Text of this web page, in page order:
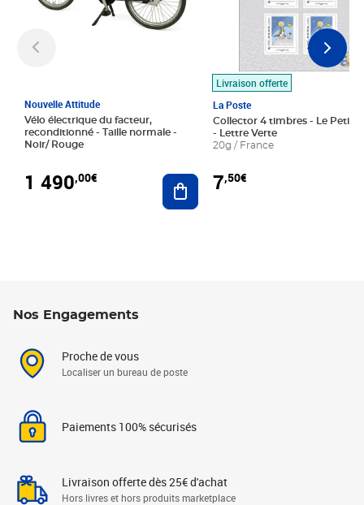
Nouvelle Attitude
Vélo électrique du facteur,
reconditionné - Taille normale -
Noir/ Rouge
1 490,00€ Ajouter au panier
Livraison offerte
La Poste
Collector 4 timbres - Le Petit
- Lettre Verte
20g / France
7,50€
Nos Engagements
Proche de vous
Localiser un bureau de poste
Paiements 100% sécurisés
Livraison offerte dès 25€ d'achat
Hors livres et hors produits marketplace